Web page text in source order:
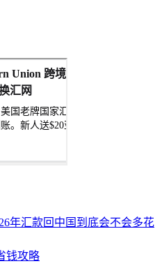
年汇款回中国到底会不会多花
钱攻略